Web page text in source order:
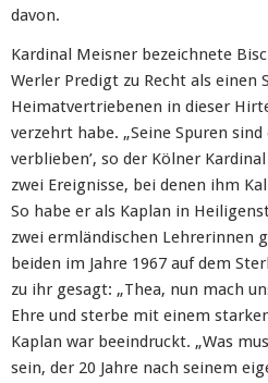
davon.
Kardinal Meisner bezeichnete
Werler Predigt zu Recht als einen
Heimatvertriebenen in dieser
verzehrt habe. „Seine Spuren
verblieben’, so der Kölner
zwei Ereignisse, bei denen ihm
So habe er als Kaplan in
zwei ermländischen Lehrerinnen
beiden im Jahre 1967 auf dem
zu ihr gesagt: „Thea, nun mach
Ehre und sterbe mit einem
Kaplan war beeindruckt. „Was
sein, der 20 Jahre nach seinem